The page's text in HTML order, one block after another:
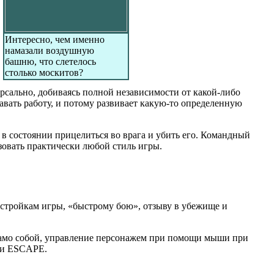
Интересно, чем именно
намазали воздушную
башню, что слетелось
столько москитов?
добиваясь полной независимости от какой-либо
работу, и потому развивает какую-то определенную
состоянии прицелиться во врага и убить его. Командный
практически любой стиль игры.
игры, «быстрому бою», отзыву в убежище и
собой, управление персонажем при помощи мыши при
ESCAPE.